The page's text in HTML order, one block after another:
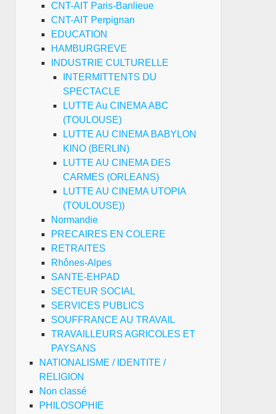
CNT-AIT Paris-Banlieue
CNT-AIT Perpignan
EDUCATION
HAMBURGREVE
INDUSTRIE CULTURELLE
INTERMITTENTS DU
SPECTACLE
LUTTE Au CINEMA ABC
(TOULOUSE)
LUTTE AU CINEMA BABYLON
KINO (BERLIN)
LUTTE AU CINEMA DES
CARMES (ORLEANS)
LUTTE AU CINEMA UTOPIA
(TOULOUSE))
Normandie
PRECAIRES EN COLERE
RETRAITES
Rhônes-Alpes
SANTE-EHPAD
SECTEUR SOCIAL
SERVICES PUBLICS
SOUFFRANCE AU TRAVAIL
TRAVAILLEURS AGRICOLES ET
PAYSANS
NATIONALISME / IDENTITE /
RELIGION
Non classé
PHILOSOPHIE